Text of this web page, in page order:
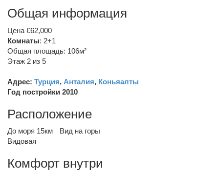
Общая информация
Цена €62,000
Комнаты: 2+1
Общая площадь: 106м²
Этаж 2 из 5
Адрес: Турция, Анталия, Коньяалты
Год постройки 2010
Расположение
До моря 15км
Вид на горы
Видовая
Комфорт внутри